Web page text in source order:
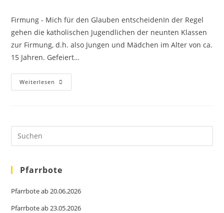
Firmung - Mich für den Glauben entscheidenIn der Regel
gehen die katholischen Jugendlichen der neunten Klassen
zur Firmung, d.h. also Jungen und Mädchen im Alter von ca.
15 Jahren. Gefeiert…
Weiterlesen Vorabinformation
Firmung
Pfarrbote
Pfarrbote ab 20.06.2026
Pfarrbote ab 23.05.2026